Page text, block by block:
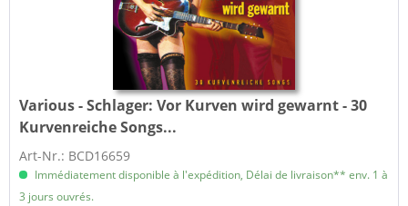
Various - Schlager: Vor Kurven wird gewarnt - 30
Kurvenreiche Songs...
Art-Nr.: BCD16659
Immédiatement disponible à l'expédition, Délai de livraison** env. 1 à
3 jours ouvrés.